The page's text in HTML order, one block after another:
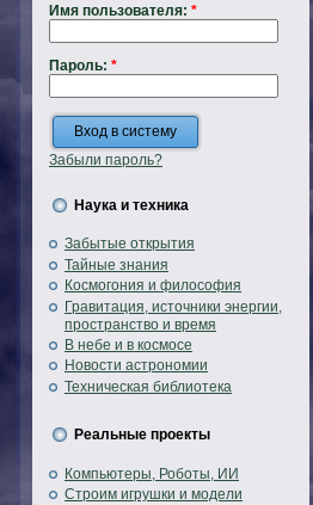
Имя пользователя: *
Пароль: *
Забыли пароль?
Наука и техника
Забытые открытия
Тайные знания
Космогония и философия
Гравитация, источники энергии,
пространство и время
В небе и в космосе
Новости астрономии
Техническая библиотека
Реальные проекты
Компьютеры, Роботы, ИИ
Строим игрушки и модели